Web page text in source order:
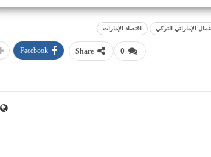
الإماراتي التركي اقتصاد الإمارات
0
Share
Facebook